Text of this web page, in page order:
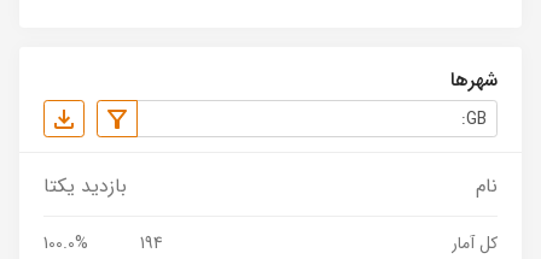
شهرها
نام بازدید یکتا
کل آمار 194
100.0%